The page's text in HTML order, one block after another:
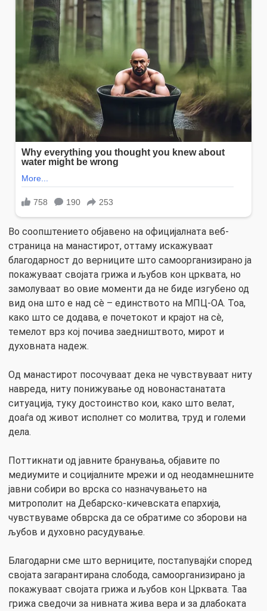
Во соопштението објавено на официјалната веб-
страница на манастирот, оттаму искажуваат
благодарност до верниците што самоорганизирано ја
покажуваат својата грижа и љубов кон црквата, но
замолуваат во овие моменти да не биде изгубено од
вид она што е над сè – единството на МПЦ-ОА. Тоа,
како што се додава, е почетокот и крајот на сè,
темелот врз кој почива заедништвото, мирот и
духовната надеж.
Од манастирот посочуваат дека не чувствуваат ниту
навреда, ниту понижување од новонастанатата
ситуација, туку достоинство кои, како што велат,
доаѓа од живот исполнет со молитва, труд и големи
дела.
Поттикнати од јавните бранувања, објавите по
медиумите и социјалните мрежи и од неодамнешните
јавни собири во врска со назначувањето на
митрополит на Дебарско-кичевската епархија,
чувствуваме обврска да се обратиме со зборови на
љубов и духовно расудување.
Благодарни сме што верниците, постапувајќи според
својата загарантирана слобода, самоорганизирано ја
покажуваат својата грижа и љубов кон Црквата. Таа
грижа сведочи за нивната жива вера и за длабоката